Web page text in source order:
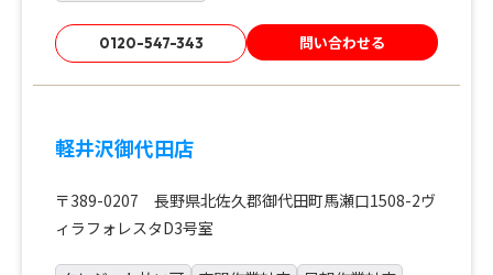
0120-547-343 問い合わせる
軽井沢御代田店
〒389-0207 長野県北佐久郡御代田町馬瀬口1508-2ヴ
ィラフォレスタD3号室